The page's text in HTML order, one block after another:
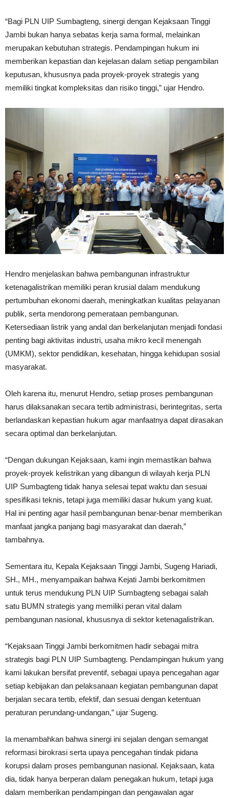
“Bagi PLN UIP Sumbagteng, sinergi dengan Kejaksaan Tinggi
Jambi bukan hanya sebatas kerja sama formal, melainkan
merupakan kebutuhan strategis. Pendampingan hukum ini
memberikan kepastian dan kejelasan dalam setiap pengambilan
keputusan, khususnya pada proyek-proyek strategis yang
memiliki tingkat kompleksitas dan risiko tinggi,” ujar Hendro.
Hendro menjelaskan bahwa pembangunan infrastruktur
ketenagalistrikan memiliki peran krusial dalam mendukung
pertumbuhan ekonomi daerah, meningkatkan kualitas pelayanan
publik, serta mendorong pemerataan pembangunan.
Ketersediaan listrik yang andal dan berkelanjutan menjadi fondasi
penting bagi aktivitas industri, usaha mikro kecil menengah
(UMKM), sektor pendidikan, kesehatan, hingga kehidupan sosial
masyarakat.
Oleh karena itu, menurut Hendro, setiap proses pembangunan
harus dilaksanakan secara tertib administrasi, berintegritas, serta
berlandaskan kepastian hukum agar manfaatnya dapat dirasakan
secara optimal dan berkelanjutan.
“Dengan dukungan Kejaksaan, kami ingin memastikan bahwa
proyek-proyek kelistrikan yang dibangun di wilayah kerja PLN
UIP Sumbagteng tidak hanya selesai tepat waktu dan sesuai
spesifikasi teknis, tetapi juga memiliki dasar hukum yang kuat.
Hal ini penting agar hasil pembangunan benar-benar memberikan
manfaat jangka panjang bagi masyarakat dan daerah,”
tambahnya.
Sementara itu, Kepala Kejaksaan Tinggi Jambi, Sugeng Hariadi,
SH., MH., menyampaikan bahwa Kejati Jambi berkomitmen
untuk terus mendukung PLN UIP Sumbagteng sebagai salah
satu BUMN strategis yang memiliki peran vital dalam
pembangunan nasional, khususnya di sektor ketenagalistrikan.
“Kejaksaan Tinggi Jambi berkomitmen hadir sebagai mitra
strategis bagi PLN UIP Sumbagteng. Pendampingan hukum yang
kami lakukan bersifat preventif, sebagai upaya pencegahan agar
setiap kebijakan dan pelaksanaan kegiatan pembangunan dapat
berjalan secara tertib, efektif, dan sesuai dengan ketentuan
peraturan perundang-undangan,” ujar Sugeng.
Ia menambahkan bahwa sinergi ini sejalan dengan semangat
reformasi birokrasi serta upaya pencegahan tindak pidana
korupsi dalam proses pembangunan nasional. Kejaksaan, kata
dia, tidak hanya berperan dalam penegakan hukum, tetapi juga
dalam memberikan pendampingan dan pengawalan agar